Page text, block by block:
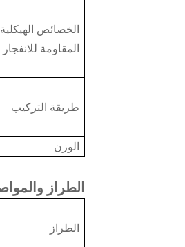
الخصائص الهيكلية
المقاومة للانفجار
طريقة التركيب
الوزن
الطراز
الطراز